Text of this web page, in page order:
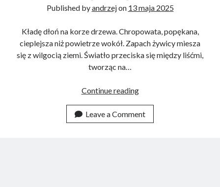
Published byandrzejon 13 maja 2025
Kładę dłoń na korze drzewa. Chropowata, popękana,
cieplejsza niż powietrze wokół. Zapach żywicy miesza
się z wilgocią ziemi. Światło przeciska się między liśćmi,
tworząc na…
Continue readingCzy
pamięta
mój
Leave a Comment